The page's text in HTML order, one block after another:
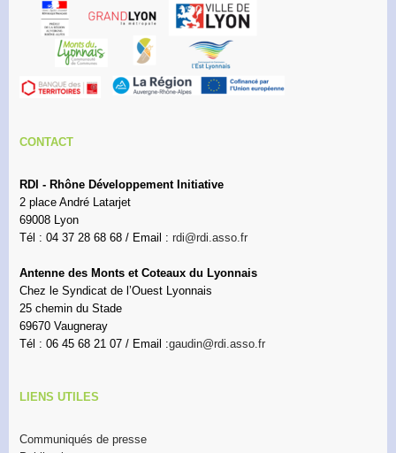
CONTACT
RDI - Rhône Développement Initiative
2 place André Latarjet
69008 Lyon
Tél : 04 37 28 68 68 / Email : rdi@rdi.asso.fr
Antenne des Monts et Coteaux du Lyonnais
Chez le Syndicat de l’Ouest Lyonnais
25 chemin du Stade
69670 Vaugneray
Tél : 06 45 68 21 07 / Email :gaudin@rdi.asso.fr
LIENS UTILES
Communiqués de presse